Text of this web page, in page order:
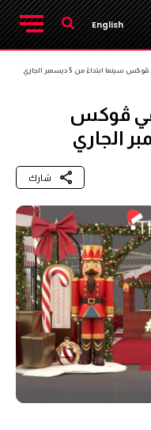
English
ابتداءً من 5 ديسمبر الجاري
في ڤوكس
شارك